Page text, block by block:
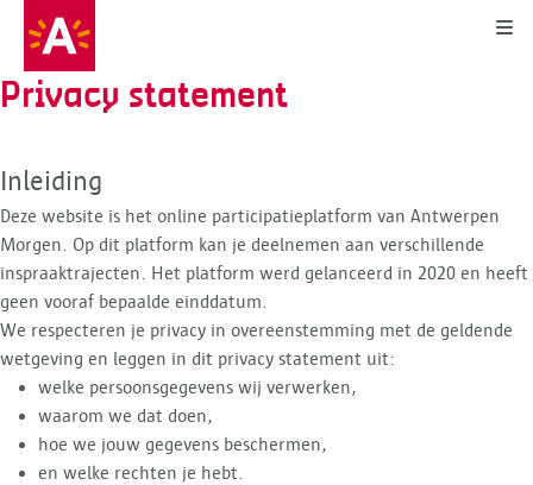
Privacy statement
Inleiding
Deze website is het online participatieplatform van Antwerpen
Morgen. Op dit platform kan je deelnemen aan verschillende
inspraaktrajecten. Het platform werd gelanceerd in 2020 en heeft
geen vooraf bepaalde einddatum.
We respecteren je privacy in overeenstemming met de geldende
wetgeving en leggen in dit privacy statement uit:
welke persoonsgegevens wij verwerken,
waarom we dat doen,
hoe we jouw gegevens beschermen,
en welke rechten je hebt.